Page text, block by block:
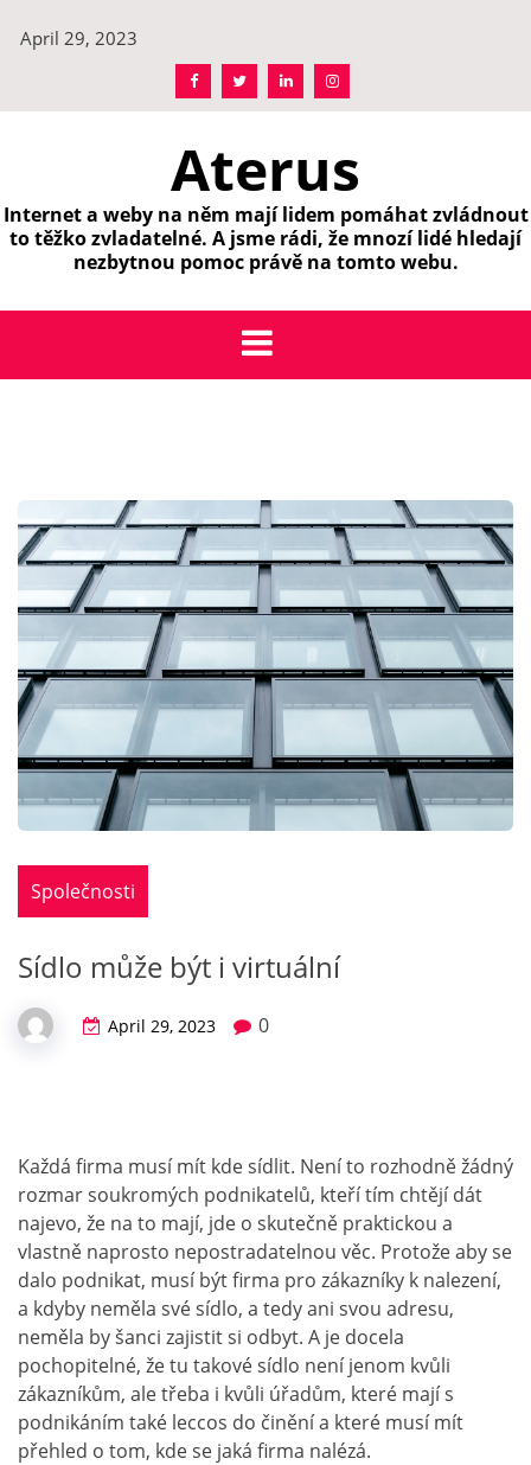
April 29, 2023
Aterus
Internet a weby na něm mají lidem pomáhat zvládnout
to těžko zvladatelné. A jsme rádi, že mnozí lidé hledají
nezbytnou pomoc právě na tomto webu.
Společnosti
Sídlo může být i virtuální
April 29, 2023 0
Každá firma musí mít kde sídlit. Není to rozhodně žádný
rozmar soukromých podnikatelů, kteří tím chtějí dát
najevo, že na to mají, jde o skutečně praktickou a
vlastně naprosto nepostradatelnou věc. Protože aby se
dalo podnikat, musí být firma pro zákazníky k nalezení,
a kdyby neměla své sídlo, a tedy ani svou adresu,
neměla by šanci zajistit si odbyt. A je docela
pochopitelné, že tu takové sídlo není jenom kvůli
zákazníkům, ale třeba i kvůli úřadům, které mají s
podnikáním také leccos do činění a které musí mít
přehled o tom, kde se jaká firma nalézá.